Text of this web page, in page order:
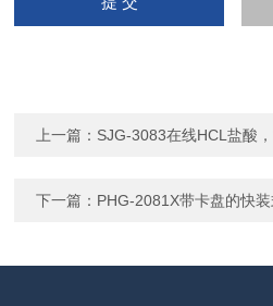
上一篇： SJG-3083在线HCL盐酸
下一篇： PHG-2081X带卡盘的快